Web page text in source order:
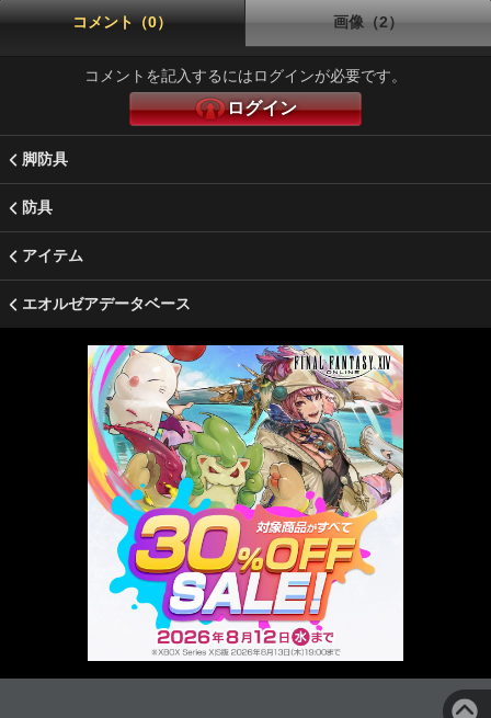
コメント（0） 画像（2）
コメントを記入するにはログインが必要です。
ログイン
脚防具
防具
アイテム
エオルゼアデータベース